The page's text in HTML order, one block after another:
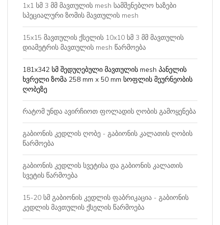
1x1 სმ 3 მმ მავთულის mesh სამშენებლო ხაზები
სპეციალური ზომის მავთულის mesh
15x15 მავთულის ქსელის 10x10 სმ 3 მმ მავთულის
დიამეტრის მავთულის mesh წარმოება
181x342 სმ შედუღებული მავთულის mesh პანელის
ხვრელი ზომა 258 mm x 50 mm სოფლის მეურნეობის
ღობეზე
რატომ უნდა ავირჩიოთ ფოლადის ღობის გამოყენება
გაბიონის კედლის ღობე - გაბიონის კალათის ღობის
წარმოება
გაბიონის კედლის სვეტისა და გაბიონის კალათის
სვეტის წარმოება
15-20 სმ გაბიონის კედლის ფაბრიკაცია - გაბიონის
კედლის მავთულის ქსელის წარმოება